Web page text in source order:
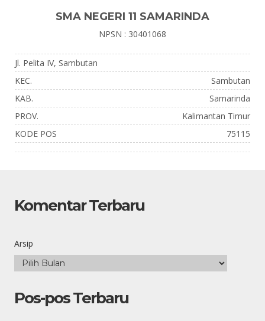
SMA NEGERI 11 SAMARINDA
NPSN : 30401068
Jl. Pelita IV, Sambutan
KEC.
Sambutan
KAB.
Samarinda
PROV.
Kalimantan Timur
KODE POS
75115
Komentar Terbaru
Arsip
Pos-pos Terbaru